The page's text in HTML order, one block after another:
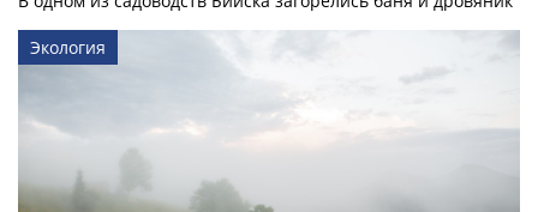
Экология